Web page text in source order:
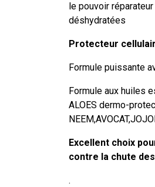
le pouvoir
déshydratées
Protecteur
Formule puissante
Formule aux huiles
ALOES dermo-
Excellent choix
contre la chute
.